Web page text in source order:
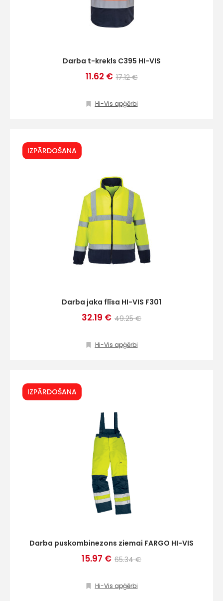
Darba t-krekls C395 HI-VIS
11.62 € 17.12 €
Hi-Vis apģērbi
IZPĀRDOŠANA
Darba jaka flīsa HI-VIS F301
32.19 € 49.25 €
Hi-Vis apģērbi
IZPĀRDOŠANA
Darba puskombinezons ziemai FARGO HI-VIS
15.97 € 65.34 €
Hi-Vis apģērbi